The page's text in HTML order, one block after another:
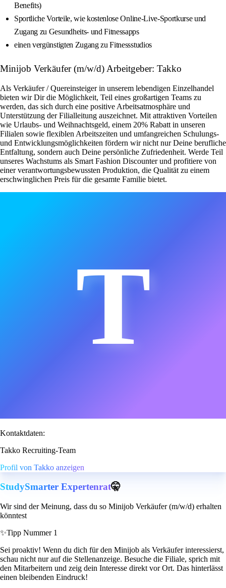
Benefits)
Sportliche Vorteile, wie kostenlose Online-Live-Sportkurse und
Zugang zu Gesundheits- und Fitnessapps
einen vergünstigten Zugang zu Fitnessstudios
Minijob Verkäufer (m/w/d) Arbeitgeber: Takko
Als Verkäufer / Quereinsteiger in unserem lebendigen Einzelhandel
bieten wir Dir die Möglichkeit, Teil eines großartigen Teams zu
werden, das sich durch eine positive Arbeitsatmosphäre und
Unterstützung der Filialleitung auszeichnet. Mit attraktiven Vorteilen
wie Urlaubs- und Weihnachtsgeld, einem 20% Rabatt in unseren
Filialen sowie flexiblen Arbeitszeiten und umfangreichen Schulungs-
und Entwicklungsmöglichkeiten fördern wir nicht nur Deine berufliche
Entfaltung, sondern auch Deine persönliche Zufriedenheit. Werde Teil
unseres Wachstums als Smart Fashion Discounter und profitiere von
einer verantwortungsbewussten Produktion, die Qualität zu einem
erschwinglichen Preis für die gesamte Familie bietet.
T
Kontaktdaten:
Takko Recruiting-Team
Profil von Takko anzeigen
StudySmarter Expertenrat🤫
Wir sind der Meinung, dass du so Minijob Verkäufer (m/w/d) erhalten
könntest
✨Tipp Nummer 1
Sei proaktiv! Wenn du dich für den Minijob als Verkäufer interessierst,
schau nicht nur auf die Stellenanzeige. Besuche die Filiale, sprich mit
den Mitarbeitern und zeig dein Interesse direkt vor Ort. Das hinterlässt
einen bleibenden Eindruck!